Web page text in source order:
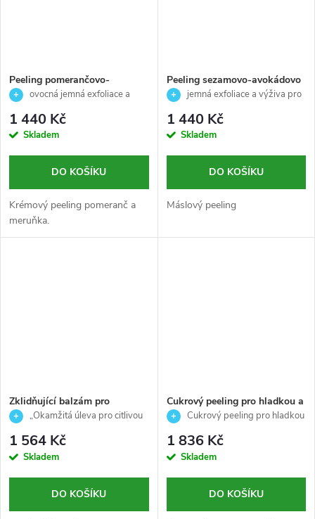
Peeling pomerančovo-
meruňkový jemně odstraňuje
New spa senses - Skeyndor -
200 ml
ovocná jemná exfoliace a
1 440 Kč
Skladem
DO KOŠÍKU
Krémový peeling pomeranč a
meruňka.
Peeling sezamovo-avokádovo
máslový pro suchou a citlivou
Skeyndor- 200ml
jemná exfoliace a výživa pro
1 440 Kč
Skladem
DO KOŠÍKU
Máslový peeling
Zklidňující balzám pro
okamžitou úlevu pro citlivou a
Calm - Germaine de Capuccini
- 30ml
„Okamžitá úleva pro citlivou
1 564 Kč
Skladem
DO KOŠÍKU
Cukrový peeling pro hladkou a
zpevněnou pokožku obličeje i
200ml
Cukrový peeling pro hladkou
1 836 Kč
Skladem
DO KOŠÍKU